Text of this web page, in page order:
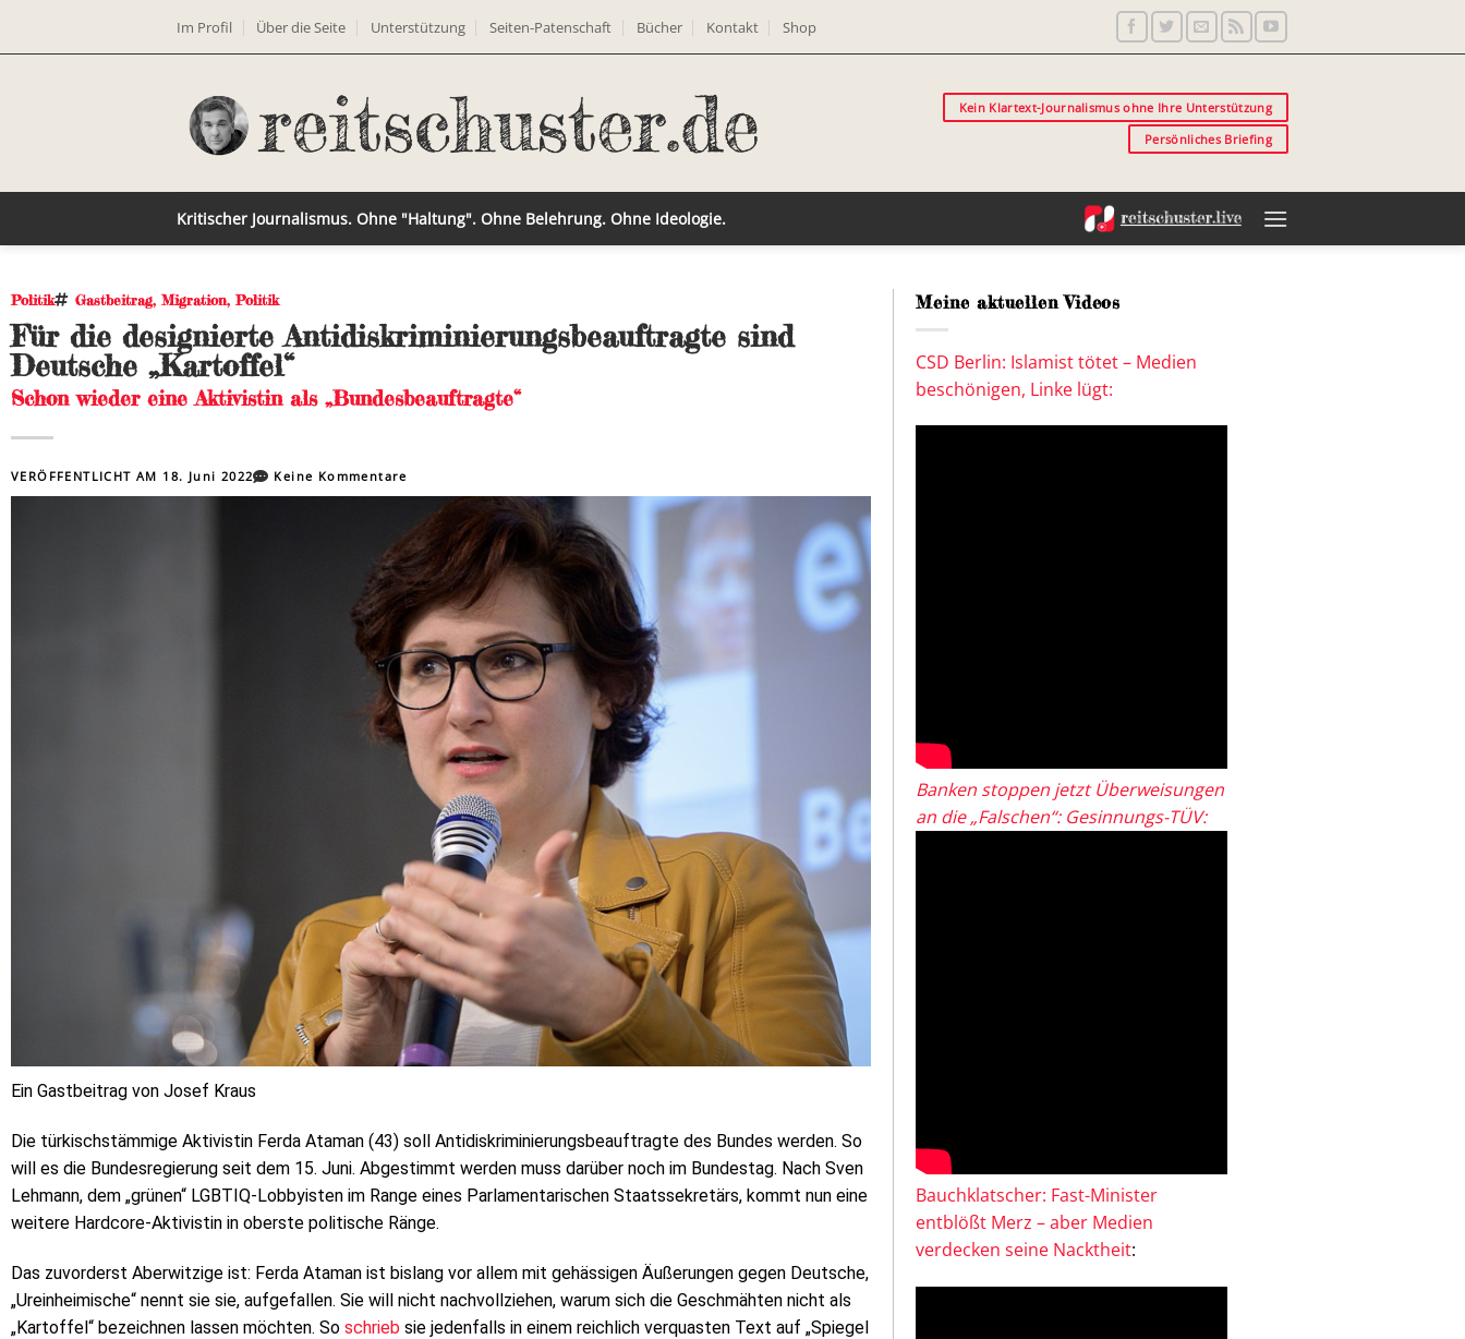
Im Profil Über die Seite Unterstützung Seiten-Patenschaft Bücher Kontakt Shop
Kein Klartext-Journalismus ohne Ihre Unterstützung
Persönliches Briefing
Kritischer Journalismus. Ohne "Haltung". Ohne Belehrung. Ohne Ideologie.
Politik Gastbeitrag, Migration,Politik
Für die designierte Antidiskriminierungsbeauftragte sind
Deutsche „Kartoffel“
Schon wieder eine Aktivistin als „Bundesbeauftragte“
VERÖFFENTLICHT AM 18. Juni 2022 Keine Kommentare
Ein Gastbeitrag von Josef Kraus
Die türkischstämmige Aktivistin Ferda Ataman (43) soll Antidiskriminierungsbeauftragte des Bundes werden. So
will es die Bundesregierung seit dem 15. Juni. Abgestimmt werden muss darüber noch im Bundestag. Nach Sven
Lehmann, dem „grünen“ LGBTIQ-Lobbyisten im Range eines Parlamentarischen Staatssekretärs, kommt nun eine
weitere Hardcore-Aktivistin in oberste politische Ränge.
Das zuvorderst Aberwitzige ist: Ferda Ataman ist bislang vor allem mit gehässigen Äußerungen gegen Deutsche,
„Ureinheimische“ nennt sie sie, aufgefallen. Sie will nicht nachvollziehen, warum sich die Geschmähten nicht als
„Kartoffel“ bezeichnen lassen möchten. So schrieb sie jedenfalls in einem reichlich verquasten Text auf „Spiegel
Meine aktuellen Videos
CSD Berlin: Islamist tötet – Medien
beschönigen, Linke lügt:
Banken stoppen jetzt Überweisungen
an die „Falschen“: Gesinnungs-TÜV:
Bauchklatscher: Fast-Minister
entblößt Merz – aber Medien
verdecken seine Nacktheit: